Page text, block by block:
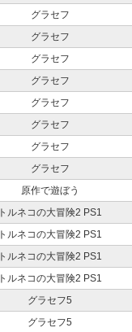
グラセフ
グラセフ
グラセフ
グラセフ
グラセフ
グラセフ
グラセフ
グラセフ
原作で遊ぼう
トルネコの大冒険2 PS1
トルネコの大冒険2 PS1
トルネコの大冒険2 PS1
トルネコの大冒険2 PS1
グラセフ5
グラセフ5